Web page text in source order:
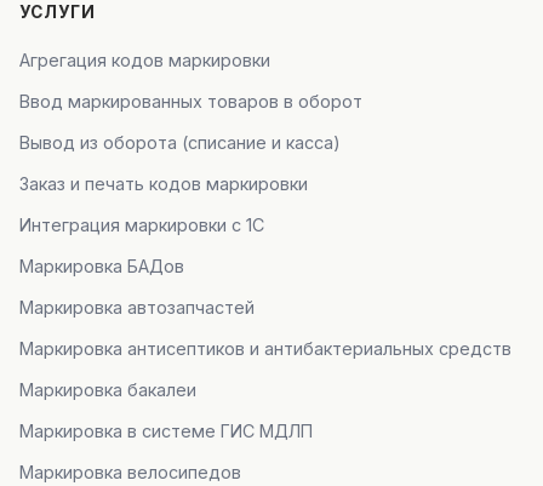
УСЛУГИ
Агрегация кодов маркировки
Ввод маркированных товаров в оборот
Вывод из оборота (списание и касса)
Заказ и печать кодов маркировки
Интеграция маркировки с 1С
Маркировка БАДов
Маркировка автозапчастей
Маркировка антисептиков и антибактериальных средств
Маркировка бакалеи
Маркировка в системе ГИС МДЛП
Маркировка велосипедов